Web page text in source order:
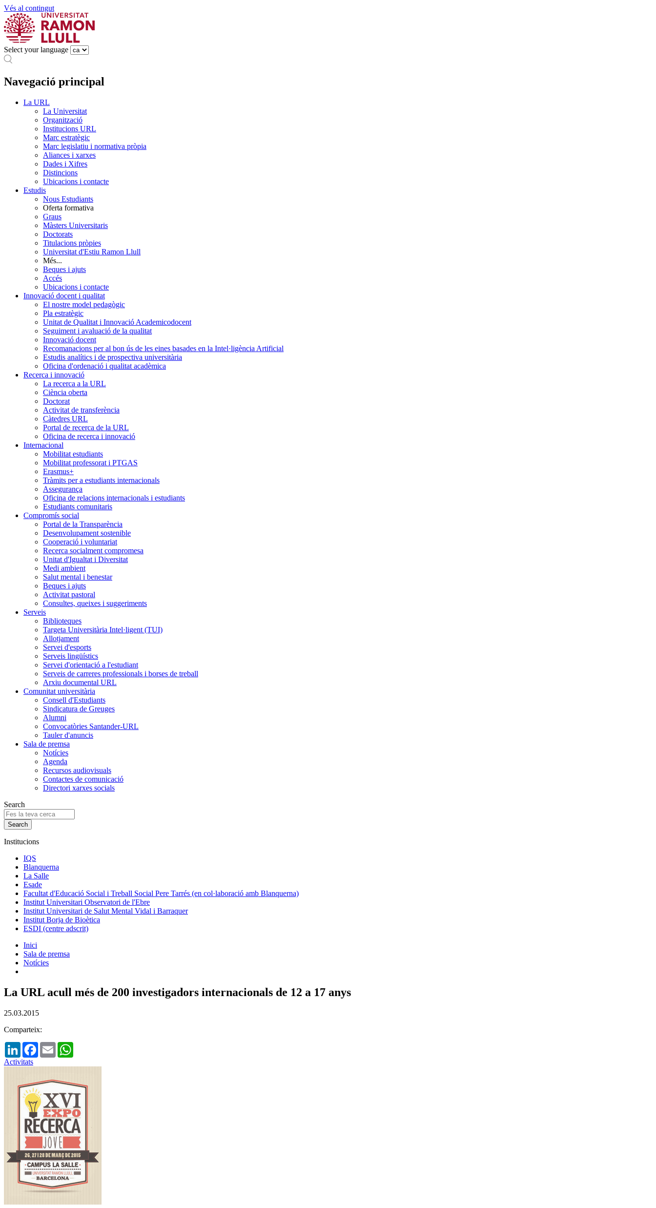
Vés al contingut
Select your language
Navegació principal
La URL
La Universitat
Organització
Institucions URL
Marc estratègic
Marc legislatiu i normativa pròpia
Aliances i xarxes
Dades i Xifres
Distincions
Ubicacions i contacte
Estudis
Nous Estudiants
Oferta formativa
Graus
Màsters Universitaris
Doctorats
Titulacions pròpies
Universitat d'Estiu Ramon Llull
Més...
Beques i ajuts
Accés
Ubicacions i contacte
Innovació docent i qualitat
El nostre model pedagògic
Pla estratègic
Unitat de Qualitat i Innovació Academicodocent
Seguiment i avaluació de la qualitat
Innovació docent
Recomanacions per al bon ús de les eines basades en la Intel·ligència Artificial
Estudis analítics i de prospectiva universitària
Oficina d'ordenació i qualitat acadèmica
Recerca i innovació
La recerca a la URL
Ciència oberta
Doctorat
Activitat de transferència
Càtedres URL
Portal de recerca de la URL
Oficina de recerca i innovació
Internacional
Mobilitat estudiants
Mobilitat professorat i PTGAS
Erasmus+
Tràmits per a estudiants internacionals
Assegurança
Oficina de relacions internacionals i estudiants
Estudiants comunitaris
Compromís social
Portal de la Transparència
Desenvolupament sostenible
Cooperació i voluntariat
Recerca socialment compromesa
Unitat d'Igualtat i Diversitat
Medi ambient
Salut mental i benestar
Beques i ajuts
Activitat pastoral
Consultes, queixes i suggeriments
Serveis
Biblioteques
Targeta Universitària Intel·ligent (TUI)
Allotjament
Servei d'esports
Serveis lingüístics
Servei d'orientació a l'estudiant
Serveis de carreres professionals i borses de treball
Arxiu documental URL
Comunitat universitària
Consell d'Estudiants
Sindicatura de Greuges
Alumni
Convocatòries Santander-URL
Tauler d'anuncis
Sala de premsa
Notícies
Agenda
Recursos audiovisuals
Contactes de comunicació
Directori xarxes socials
Search
Institucions
IQS
Blanquerna
La Salle
Esade
Facultat d'Educació Social i Treball Social Pere Tarrés (en col·laboració amb Blanquerna)
Institut Universitari Observatori de l'Ebre
Institut Universitari de Salut Mental Vidal i Barraquer
Institut Borja de Bioètica
ESDI (centre adscrit)
Inici
Sala de premsa
Notícies
La URL acull més de 200 investigadors internacionals de 12 a 17 anys
25.03.2015
Comparteix:
LinkedInFacebook
Email
Activitats